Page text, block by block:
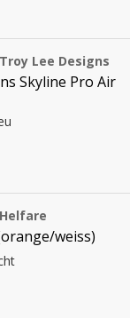
Troy Lee Designs
Skyline Pro Air
Helfare
weiss)